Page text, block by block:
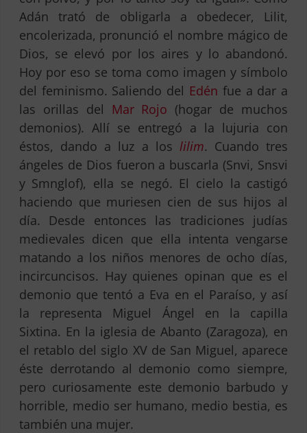
Adán trató de obligarla a obedecer, Lilit,
encolerizada, pronunció el nombre mágico de
Dios, se elevó por los aires y lo abandonó.
Hoy por eso se toma como imagen y símbolo
del feminismo. Saliendo del Edén fue a dar a
las orillas del
Mar Rojo (hogar de muchos
demonios). Allí se entregó a la lujuria con
éstos, dando a luz a los lilim. Cuando tres
ángeles de Dios fueron a buscarla (Snvi, Snsvi
y Smnglof), ella se negó. El cielo la castigó
haciendo que muriesen cien de sus hijos al
día. Desde entonces las tradiciones judías
medievales dicen que ella intenta vengarse
matando a los niños menores de ocho días,
incircuncisos. Hay quienes opinan que es el
demonio que tentó a Eva en el Paraíso, y así
la representa Miguel Ángel en la capilla
Sixtina. En la iglesia de Abanto (Zaragoza), en
el retablo del siglo XV de San Miguel, aparece
éste derrotando al demonio como siempre,
pero curiosamente este demonio barbudo y
horrible, medio ser humano, medio bestia, es
también una mujer.